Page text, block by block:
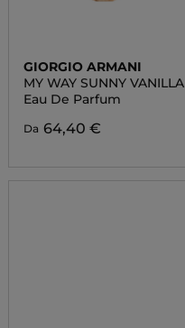
GIORGIO ARMANI
MY WAY SUNNY VANILLA
Eau De Parfum
Da 64,40 €